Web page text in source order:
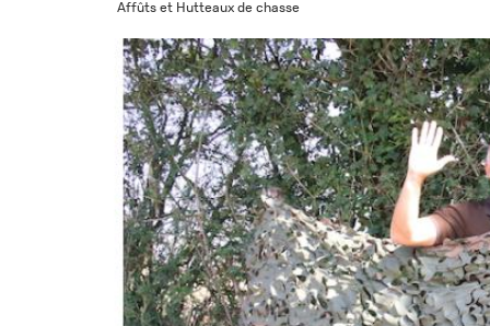
Affûts et Hutteaux de chasse